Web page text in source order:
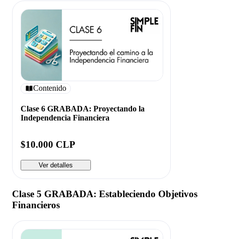
Contenido
Clase 6 GRABADA: Proyectando la
Independencia Financiera
$10.000 CLP
Ver detalles
Clase 5 GRABADA: Estableciendo Objetivos
Financieros